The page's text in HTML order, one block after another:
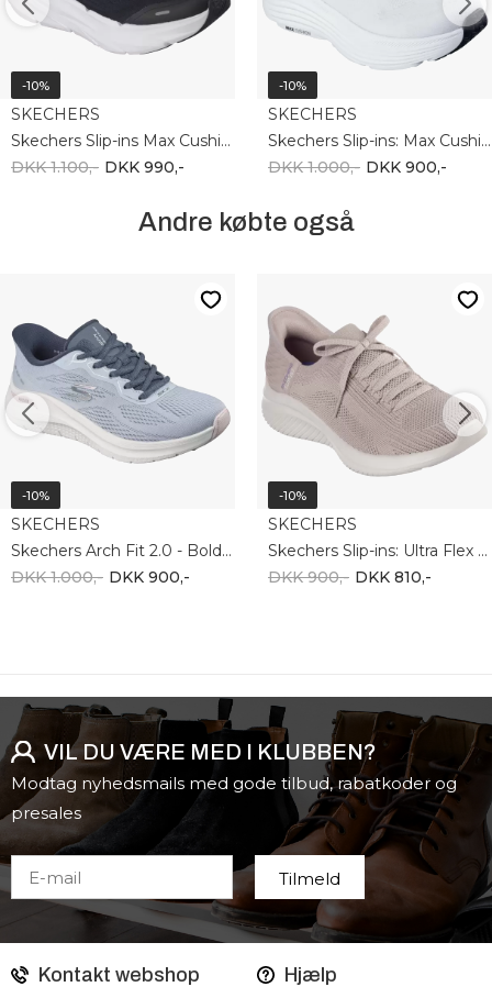
-10%
SKECHERS
Skechers Slip-ins Max Cushioning 221221 NVY
DKK 1.100,- DKK 990,-
-10%
SKECHERS
Skechers Slip-ins: Max Cushioning Endea 129473 WBK
DKK 1.000,- DKK 900,-
Andre købte også
-10%
SKECHERS
Skechers Arch Fit 2.0 - Bold Motion 150338 SLT
DKK 1.000,- DKK 900,-
-10%
SKECHERS
Skechers Slip-ins: Ultra Flex 3.0 149710 TPE
DKK 900,- DKK 810,-
VIL DU VÆRE MED I KLUBBEN?
Modtag nyhedsmails med gode tilbud, rabatkoder og
presales
Kontakt webshop Hjælp